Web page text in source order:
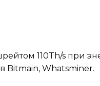
110Th/s при
Bitmain, Whatsminer.